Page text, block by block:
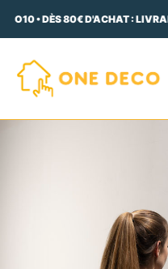
• DÈS 80€ D'ACHAT :